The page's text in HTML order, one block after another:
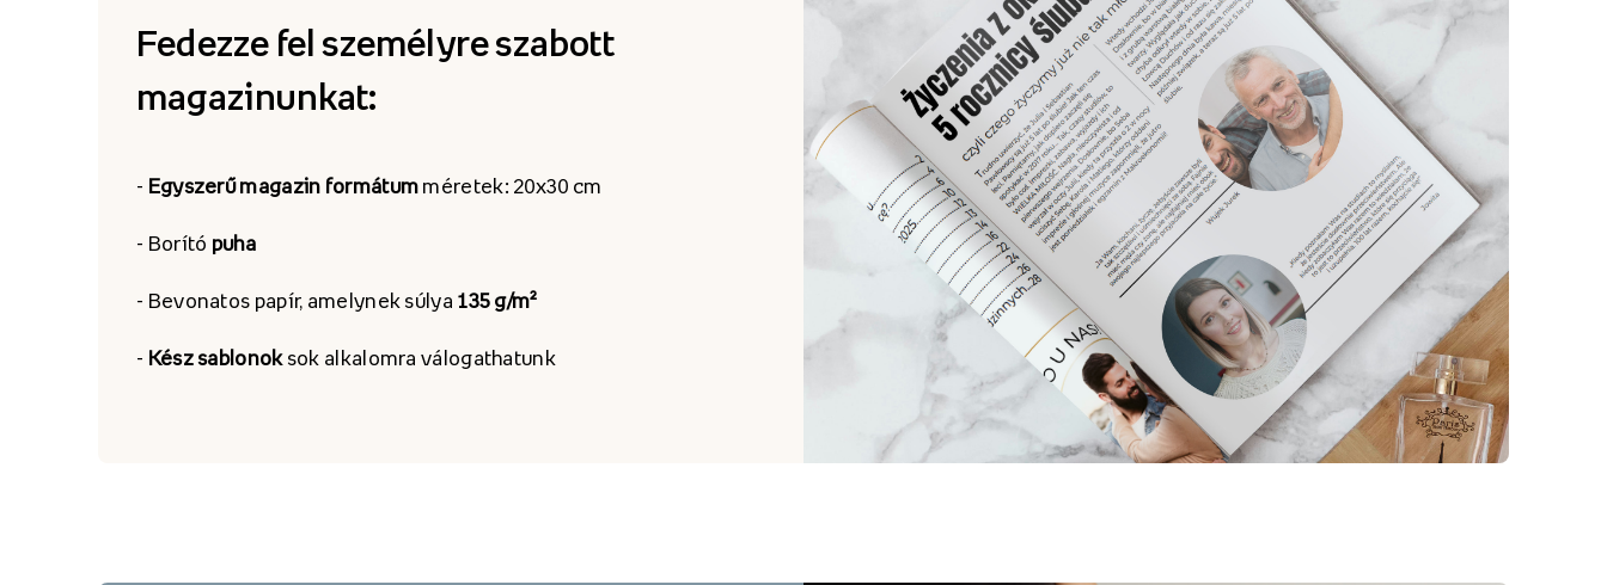
Fedezze fel személyre szabott
magazinunkat:
- Egyszerű magazin formátum méretek: 20x30 cm
- Borító puha
- Bevonatos papír, amelynek súlya 135 g/m²
- Kész sablonoksok alkalomra válogathatunk